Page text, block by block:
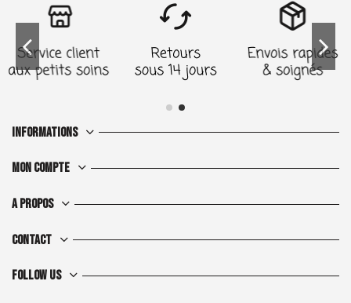
Informations
Mon compte
A propos
Contact
Follow us